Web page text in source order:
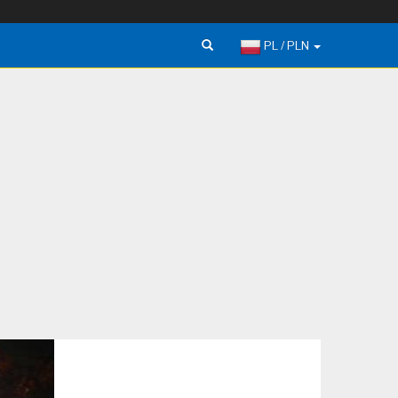
PL / PLN